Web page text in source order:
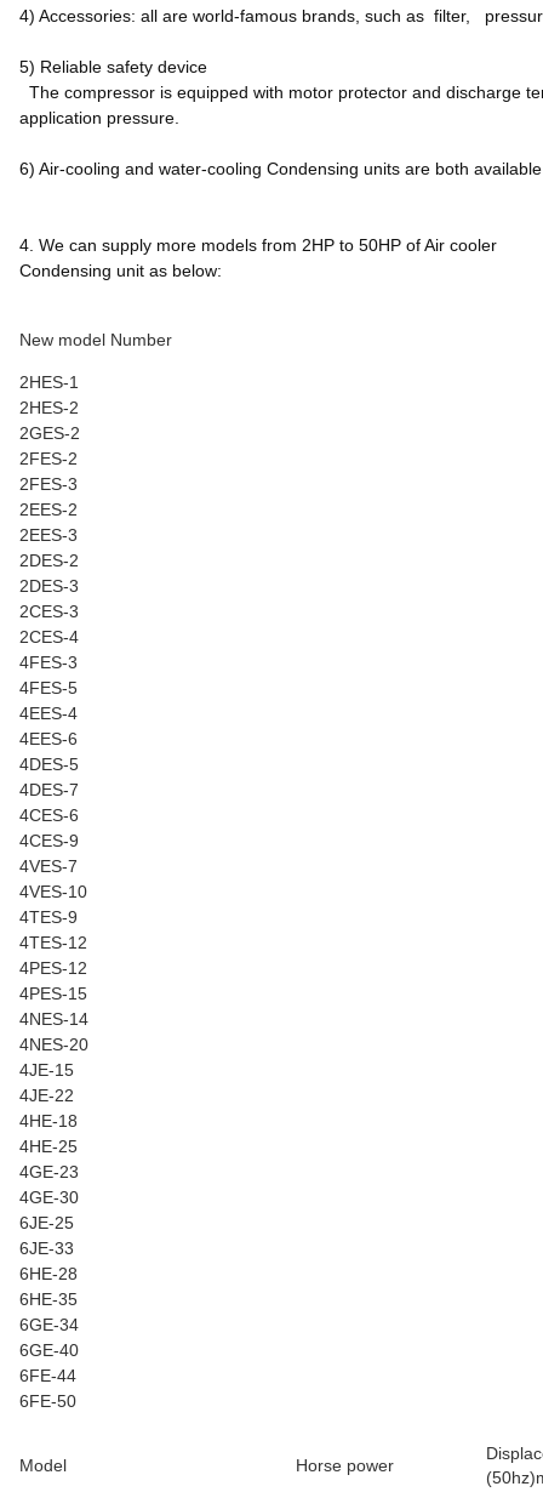
4) Accessories: all are world-famous brands, such as filter,
5) Reliable safety device
The compressor is equipped with motor protector and discharge
application pressure.
6) Air-cooling and water-cooling Condensing units are both
4. We can supply more models from 2HP to 50HP of Air cooler
Condensing unit as below:
New model Number
2HES-1
2HES-2
2GES-2
2FES-2
2FES-3
2EES-2
2EES-3
2DES-2
2DES-3
2CES-3
2CES-4
4FES-3
4FES-5
4EES-4
4EES-6
4DES-5
4DES-7
4CES-6
4CES-9
4VES-7
4VES-10
4TES-9
4TES-12
4PES-12
4PES-15
4NES-14
4NES-20
4JE-15
4JE-22
4HE-18
4HE-25
4GE-23
4GE-30
6JE-25
6JE-33
6HE-28
6HE-35
6GE-34
6GE-40
6FE-44
6FE-50
Model Horse power